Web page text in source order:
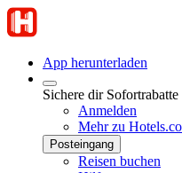
App herunterladen
Sichere dir
Anmelden
Mehr zu
Posteingang
Reisen buchen